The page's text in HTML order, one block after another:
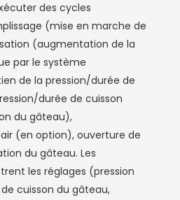
des cycles
(mise en marche de
(augmentation de la
par le système
de la pression/durée de
durée de cuisson
du gâteau),
(en option), ouverture de
du gâteau. Les
les réglages (pression
cuisson du gâteau,